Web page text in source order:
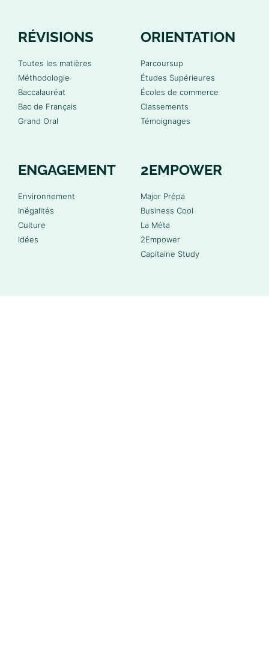
RÉVISIONS
Toutes les matières
Méthodologie
Baccalauréat
Bac de Français
Grand Oral
ORIENTATION
Parcoursup
Études Supérieures
Écoles de commerce
Classements
Témoignages
ENGAGEMENT
Environnement
Inégalités
Culture
Idées
2EMPOWER
Major Prépa
Business Cool
La Méta
2Empower
Capitaine Study